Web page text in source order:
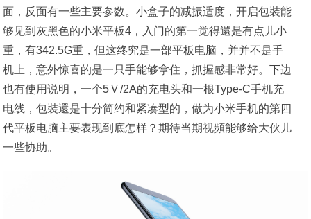
面，反面有一些主要参数。小盒子的减振适度，开启包裝能
够见到灰黑色的小米平板4，入门的第一觉得還是有点儿小
重，有342.5G重，但这终究是一部平板电脑，并并不是手
机上，意外惊喜的是一只手能够拿住，抓握感非常好。下边
也有使用说明，一个5Ｖ/2A的充电头和一根Type-C手机充
电线，包裝還是十分简约和紧凑型的，做为小米手机的第四
代平板电脑主要表现到底怎样？期待当期视頻能够给大伙儿
一些协助。